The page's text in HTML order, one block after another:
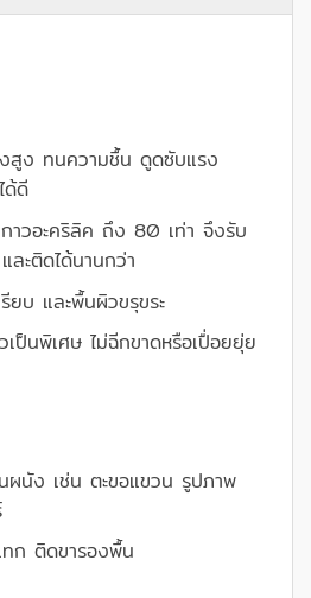
สูง ทนความชื้น ดูดซับแรง
ด้ดี
าวอะคริลิค ถึง 80 เท่า จึงรับ
ละติดได้นานกว่า
ยบ และพื้นผิวขรุขระ
เป็นพิเศษ ไม่ฉีกขาดหรือเปื่อยยุ่ย
ผนัง เช่น ตะขอแขวน รูปภาพ
ทก ติดขารองพื้น